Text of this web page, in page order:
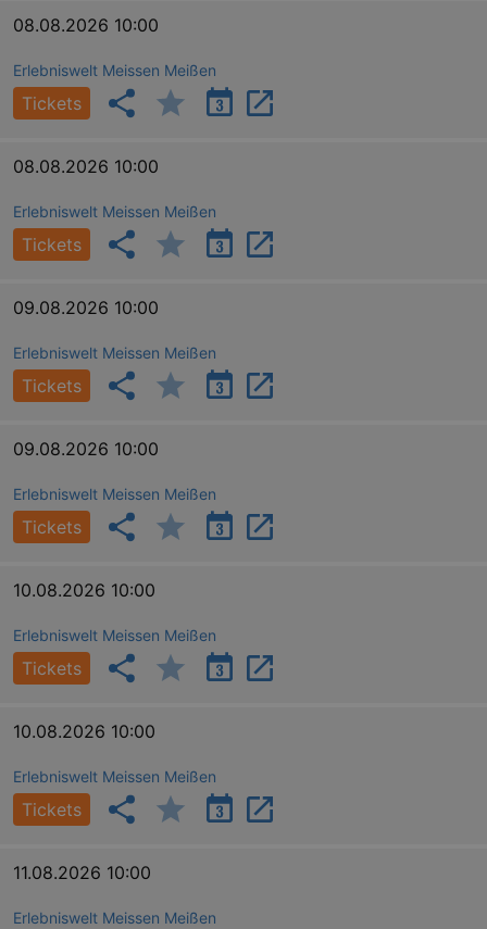
08.08.2026 10:00
Erlebniswelt Meissen Meißen
Tickets
08.08.2026 10:00
Erlebniswelt Meissen Meißen
Tickets
09.08.2026 10:00
Erlebniswelt Meissen Meißen
Tickets
09.08.2026 10:00
Erlebniswelt Meissen Meißen
Tickets
10.08.2026 10:00
Erlebniswelt Meissen Meißen
Tickets
10.08.2026 10:00
Erlebniswelt Meissen Meißen
Tickets
11.08.2026 10:00
Erlebniswelt Meissen Meißen